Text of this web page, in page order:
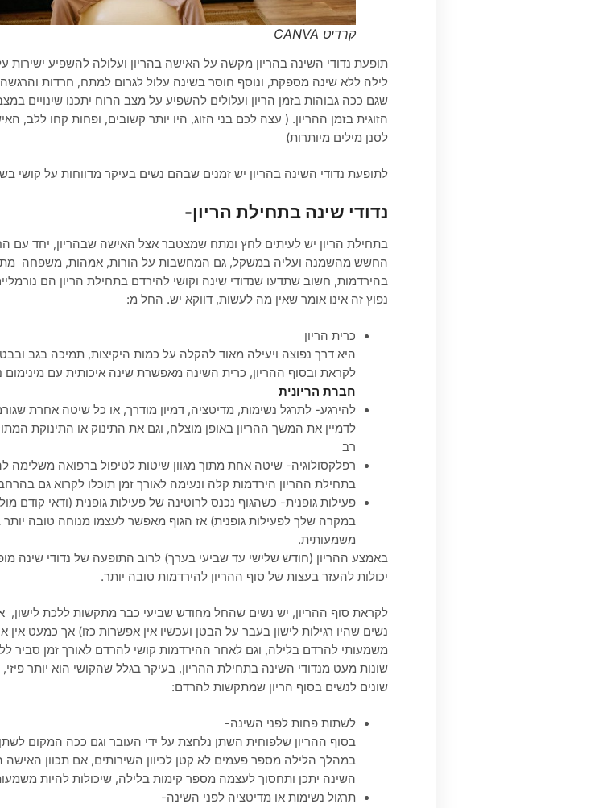
קרדיט CANVA
תופעת נדודי השינה בהריון מקשה על האישה בהריון ועלולה להשפיע
לילה ללא שינה מספקת, ונוסף חוסר בשינה עלול לגרום למתח, חרדות
שגם ככה גבוהות בזמן הריון ועלולים להשפיע על מצב הרוח יתכנו שינויים
הזוגית בזמן ההריון. ( עצה לכם בני הזוג, היו יותר קשובים, ופחות קחו ללב,
לסנן מילים מיותרות)
לתופעת נדודי השינה בהריון יש זמנים שבהם נשים בעיקר מדווחות על קושי
נדודי שינה בתחילת הריון-
בתחילת הריון יש לעיתים לחץ ומתח שמצטבר אצל האישה שבהריון, יחד עם
החשש מהשמנה ועליה במשקל, גם המחשבות על הורות, אמהות, משפחה
בהירדמות, חשוב שתדעו שנדודי שינה וקושי להירדם בתחילת הריון הם
נפוץ זה אינו אומר שאין מה לעשות, דווקא יש. החל מ:
כרית הריון
היא דרך נפוצה ויעילה מאוד להקלה על כמות היקיצות, תמיכה בגב
לקראת ובסוף ההריון, כרית השינה מאפשרת שינה איכותית עם מינימום
חברת הריונית
להירגע- לתרגל נשימות, מדיטציה, דמיון מודרך, או כל שיטה אחרת
לדמיין את המשך ההריון באופן מוצלח, וגם את התינוק או התינוקת
רב
רפלקסולוגיה- שיטה אחת מתוך מגוון שיטות לטיפול ברפואה
בתחילת ההריון הירדמות קלה ונעימה לאורך זמן תוכלו לקרוא גם
פעילות גופנית- כשהגוף נכנס לרוטינה של פעילות גופנית (ודאי קודם
במקרה שלך לפעילות גופנית) אז הגוף מאפשר לעצמו מנוחה טובה
משמעותית.
באמצע ההריון (חודש שלישי עד שביעי בערך) לרוב התופעה של נדודי שינה
יכולות להעזר בעצות של סוף ההריון להירדמות טובה יותר.
לקראת סוף ההריון, יש נשים שהחל מחודש שביעי כבר מתקשות ללכת לישון,
נשים שהיו רגילות לישון בעבר על הבטן ועכשיו אין אפשרות כזו) אך כמעט
משמעותי להרדם בלילה, וגם לאחר ההירדמות קושי להרדם לאורך זמן סביר
שונות מעט מנדודי השינה בתחילת ההריון, בעיקר בגלל שהקושי הוא יותר
שונים לנשים בסוף הריון שמתקשות להרדם:
לשתות פחות לפני השינה-
בסוף ההריון שלפוחית השתן נלחצת על ידי העובר וגם ככה המקום
במהלך הלילה מספר פעמים לא קטן לכיוון השירותים, אם תכוון האישה
השינה יתכן ותחסוך לעצמה מספר קימות בלילה, שיכולות להיות
תרגול נשימות או מדיטציה לפני השינה-